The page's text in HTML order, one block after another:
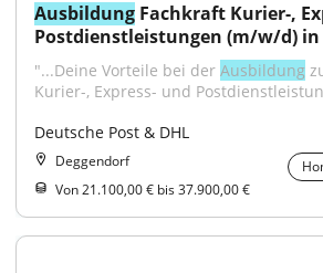
Ausbildung Fachkraft Kurier-,
Postdienstleistungen (m/w/d) in
"...Deine Vorteile bei der Ausbildung
Kurier-, Express- und
Deutsche Post & DHL
Deggendorf
Von 21.100,00 € bis 37.900,00 €